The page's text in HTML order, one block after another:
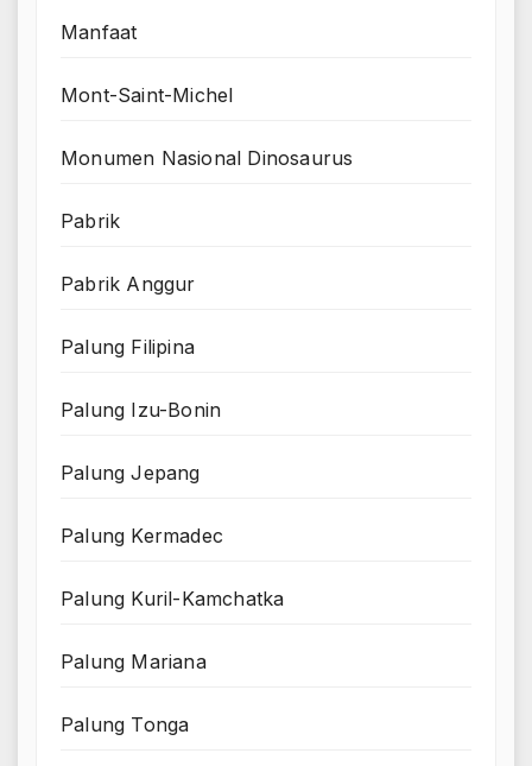
Manfaat
Mont-Saint-Michel
Monumen Nasional Dinosaurus
Pabrik
Pabrik Anggur
Palung Filipina
Palung Izu-Bonin
Palung Jepang
Palung Kermadec
Palung Kuril-Kamchatka
Palung Mariana
Palung Tonga